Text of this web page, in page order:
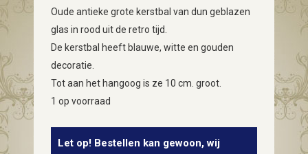
Oude antieke grote kerstbal van dun geblazen
glas in rood uit de retro tijd.
De kerstbal heeft blauwe, witte en gouden
decoratie.
Tot aan het hangoog is ze 10 cm. groot.
1 op voorraad
Let op! Bestellen kan gewoon, wij